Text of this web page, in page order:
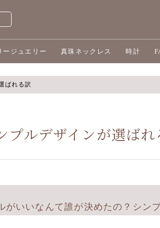
ージュエリー 真珠ネックレス 時計
ばれる訳
プルデザインが選ばれ
がいいなんて誰が決めたの？シン